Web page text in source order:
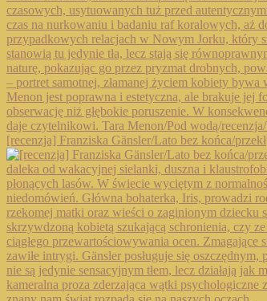
[recenzja] Franziska Gänsler/Lato bez końca/przekł